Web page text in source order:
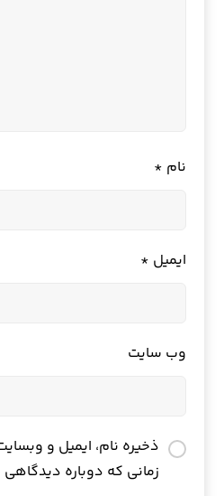
نام *
ایمیل *
وب‌ سایت
ذخیره نام، ایمیل و
زمانی که دوباره